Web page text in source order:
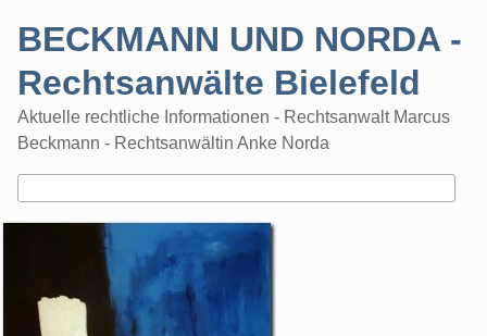
BECKMANN UND NORDA -
Rechtsanwälte Bielefeld
Aktuelle rechtliche Informationen - Rechtsanwalt Marcus
Beckmann - Rechtsanwältin Anke Norda